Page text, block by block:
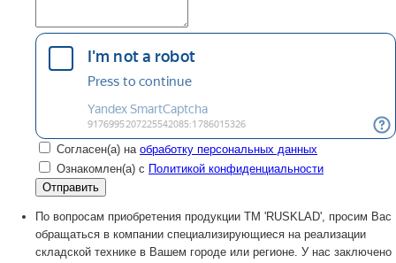
Согласен(а) на обработку персональных данных
Ознакомлен(а) с Политикой конфиденциальности
По вопросам приобретения продукции TM 'RUSKLAD', просим Вас
обращаться в компании специализирующиеся на реализации
складской технике в Вашем городе или регионе. У нас заключено